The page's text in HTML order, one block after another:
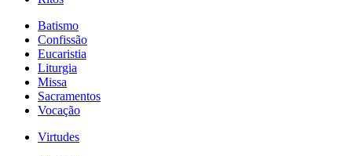
Batismo
Confissão
Eucaristia
Liturgia
Missa
Sacramentos
Vocação
Virtudes